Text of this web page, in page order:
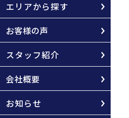
エリアから探す
お客様の声
スタッフ紹介
会社概要
お知らせ